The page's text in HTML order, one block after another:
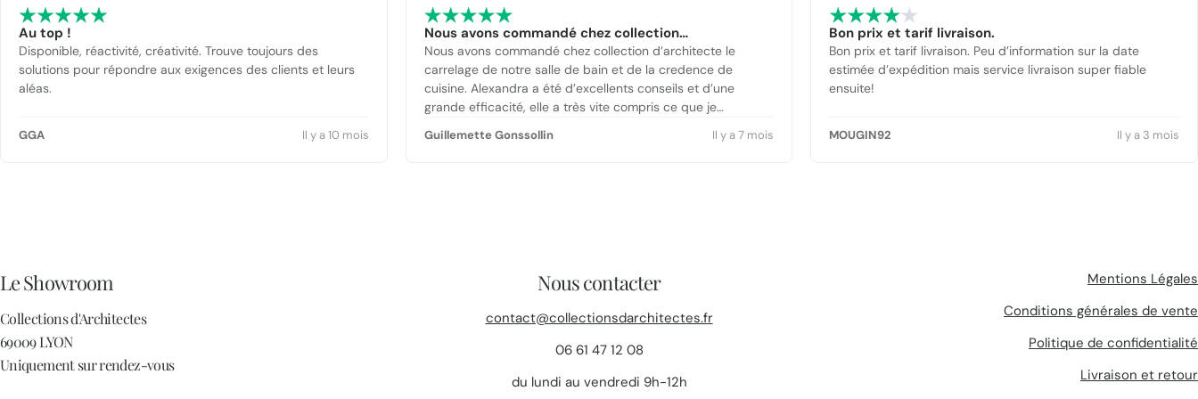
Au top !
Disponible, réactivité, créativité. Trouve toujours des
solutions pour répondre aux exigences des clients et leurs
aléas.
GGA Il y a 10 mois
Nous avons commandé chez collection…
Nous avons commandé chez collection d’architecte le
carrelage de notre salle de bain et de la credence de
cuisine. Alexandra a été d’excellents conseils et d’une
grande efficacité, elle a très vite compris ce que je
soucis. Lionel nous a même aidé à charger la marchandise à
Guillemette Gonssollin Il y a 7 mois
Bon prix et tarif livraison.
Bon prix et tarif livraison. Peu d’information sur la date
estimée d’expédition mais service livraison super fiable
ensuite!
MOUGIN92 Il y a 3 mois
Le Showroom
Collections d'Architectes
69009 LYON
Uniquement sur rendez-vous
Nous contacter
contact@collectionsdarchitectes.fr
06 61 47 12 08
du lundi au vendredi 9h-12h
Mentions Légales
Conditions générales de vente
Politique de confidentialité
Livraison et retour